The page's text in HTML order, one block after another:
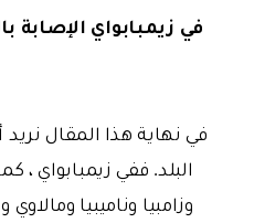
في زيمبابواي الإصابة
في نهاية هذا المقال
البلد. ففي زيمبابواي ،
وزامبيا وناميبيا